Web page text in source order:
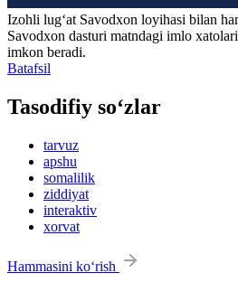
Izohli lugʻat Savodxon loyihasi bilan
Savodxon dasturi matndagi imlo
imkon beradi.
Batafsil
Tasodifiy so‘zlar
tarvuz
apshu
somalilik
ziddiyat
interaktiv
xorvat
Hammasini ko‘rish